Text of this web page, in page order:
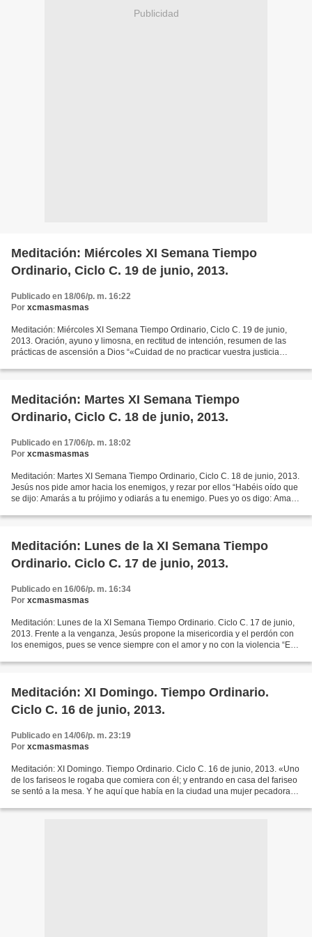
Publicidad
Meditación: Miércoles XI Semana Tiempo
Ordinario, Ciclo C. 19 de junio, 2013.
Publicado en 18/06/p. m. 16:22
Por xcmasmasmas
Meditación: Miércoles XI Semana Tiempo Ordinario, Ciclo C. 19 de junio,
2013. Oración, ayuno y limosna, en rectitud de intención, resumen de las
prácticas de ascensión a Dios “«Cuidad de no practicar vuestra justicia
Meditación: Martes XI Semana Tiempo
Ordinario, Ciclo C. 18 de junio, 2013.
Publicado en 17/06/p. m. 18:02
Por xcmasmasmas
Meditación: Martes XI Semana Tiempo Ordinario, Ciclo C. 18 de junio, 2013.
Jesús nos pide amor hacia los enemigos, y rezar por ellos “Habéis oído que
se dijo: Amarás a tu prójimo y odiarás a tu enemigo. Pues yo os digo: Amad
Meditación: Lunes de la XI Semana Tiempo
Ordinario. Ciclo C. 17 de junio, 2013.
Publicado en 16/06/p. m. 16:34
Por xcmasmasmas
Meditación: Lunes de la XI Semana Tiempo Ordinario. Ciclo C. 17 de junio,
2013. Frente a la venganza, Jesús propone la misericordia y el perdón con
los enemigos, pues se vence siempre con el amor y no con la violencia “En
Meditación: XI Domingo. Tiempo Ordinario.
Ciclo C. 16 de junio, 2013.
Publicado en 14/06/p. m. 23:19
Por xcmasmasmas
Meditación: XI Domingo. Tiempo Ordinario. Ciclo C. 16 de junio, 2013. «Uno
de los fariseos le rogaba que comiera con él; y entrando en casa del fariseo
se sentó a la mesa. Y he aquí que había en la ciudad una mujer pecadora